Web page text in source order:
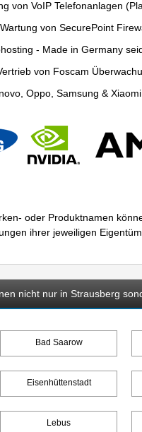
von VoIP Telefonanlagen
von SecurePoint
- Made in Germany
von Foscam
Oppo, Samsung &
oder Produktnamen
ihrer jeweiligen
nicht nur in Strausberg
Bad Saarow
Eisenhüttenstadt
Lebus